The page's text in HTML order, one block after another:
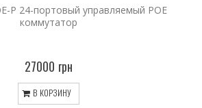
P 24-портовый управляемый POE
коммутатор
27000 грн
В КОРЗИНУ